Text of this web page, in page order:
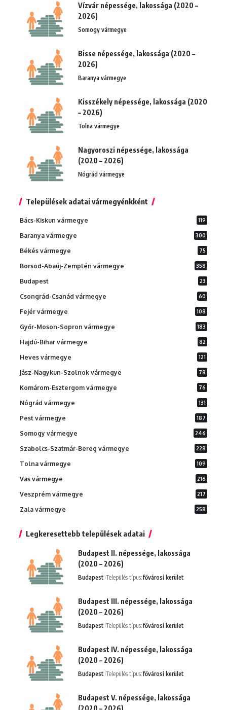
Vízvár népessége, lakossága (2020 –
2026)
Somogy vármegye
Bisse népessége, lakossága (2020 –
2026)
Baranya vármegye
Kisszékely népessége, lakossága (2020
– 2026)
Tolna vármegye
Nagyoroszi népessége, lakossága
(2020 – 2026)
Nógrád vármegye
Települések adatai vármegyénkként
Bács-Kiskun vármegye 119
Baranya vármegye 300
Békés vármegye 75
Borsod-Abaúj-Zemplén vármegye 358
Budapest 23
Csongrád-Csanád vármegye 60
Fejér vármegye 108
Győr-Moson-Sopron vármegye 183
Hajdú-Bihar vármegye 82
Heves vármegye 121
Jász-Nagykun-Szolnok vármegye 78
Komárom-Esztergom vármegye 76
Nógrád vármegye 131
Pest vármegye 187
Somogy vármegye 246
Szabolcs-Szatmár-Bereg vármegye 228
Tolna vármegye 109
Vas vármegye 216
Veszprém vármegye 217
Zala vármegye 258
Legkeresettebb települések adatai
Budapest II. népessége, lakossága
(2020 – 2026)
Budapest Település típus:fővárosi kerület
Budapest III. népessége, lakossága
(2020 – 2026)
Budapest Település típus:fővárosi kerület
Budapest IV. népessége, lakossága
(2020 – 2026)
Budapest Település típus:fővárosi kerület
Budapest V. népessége, lakossága
(2020 – 2026)